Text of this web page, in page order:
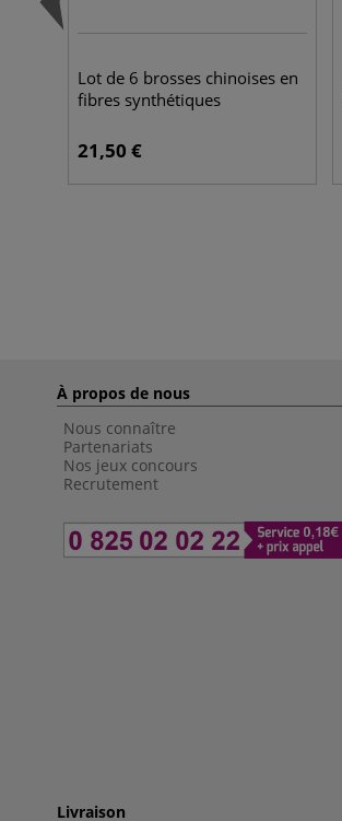
Lot de 6 brosses chinoises en
fibres synthétiques
21,50 €
À propos de nous
Nous connaître
Partenariats
Nos jeux concours
Recrutement
Livraison